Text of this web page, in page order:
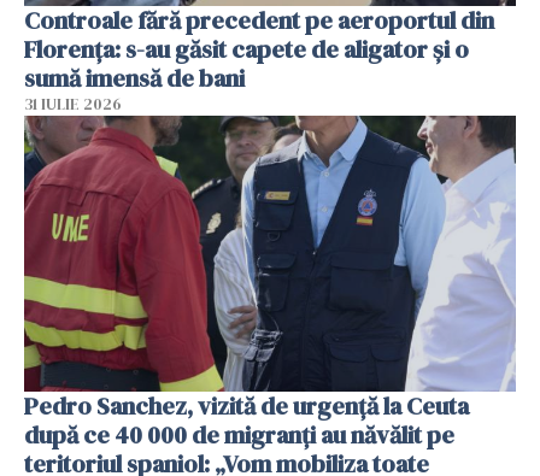
Controale fără precedent pe aeroportul din
Florența: s-au găsit capete de aligator și o
sumă imensă de bani
31 IULIE 2026
Pedro Sanchez, vizită de urgență la Ceuta
după ce 40 000 de migranți au năvălit pe
teritoriul spaniol: „Vom mobiliza toate